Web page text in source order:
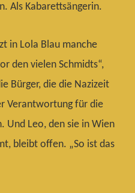
Als Kabarettsängerin.
in Lola Blau manche
den vielen Schmidts“,
Bürger, die die Nazizeit
Verantwortung für die
Und Leo, den sie in Wien
bleibt offen. „So ist das